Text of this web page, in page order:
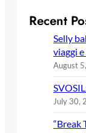
Recent
Selly
viaggi
August
July 30,
“Break